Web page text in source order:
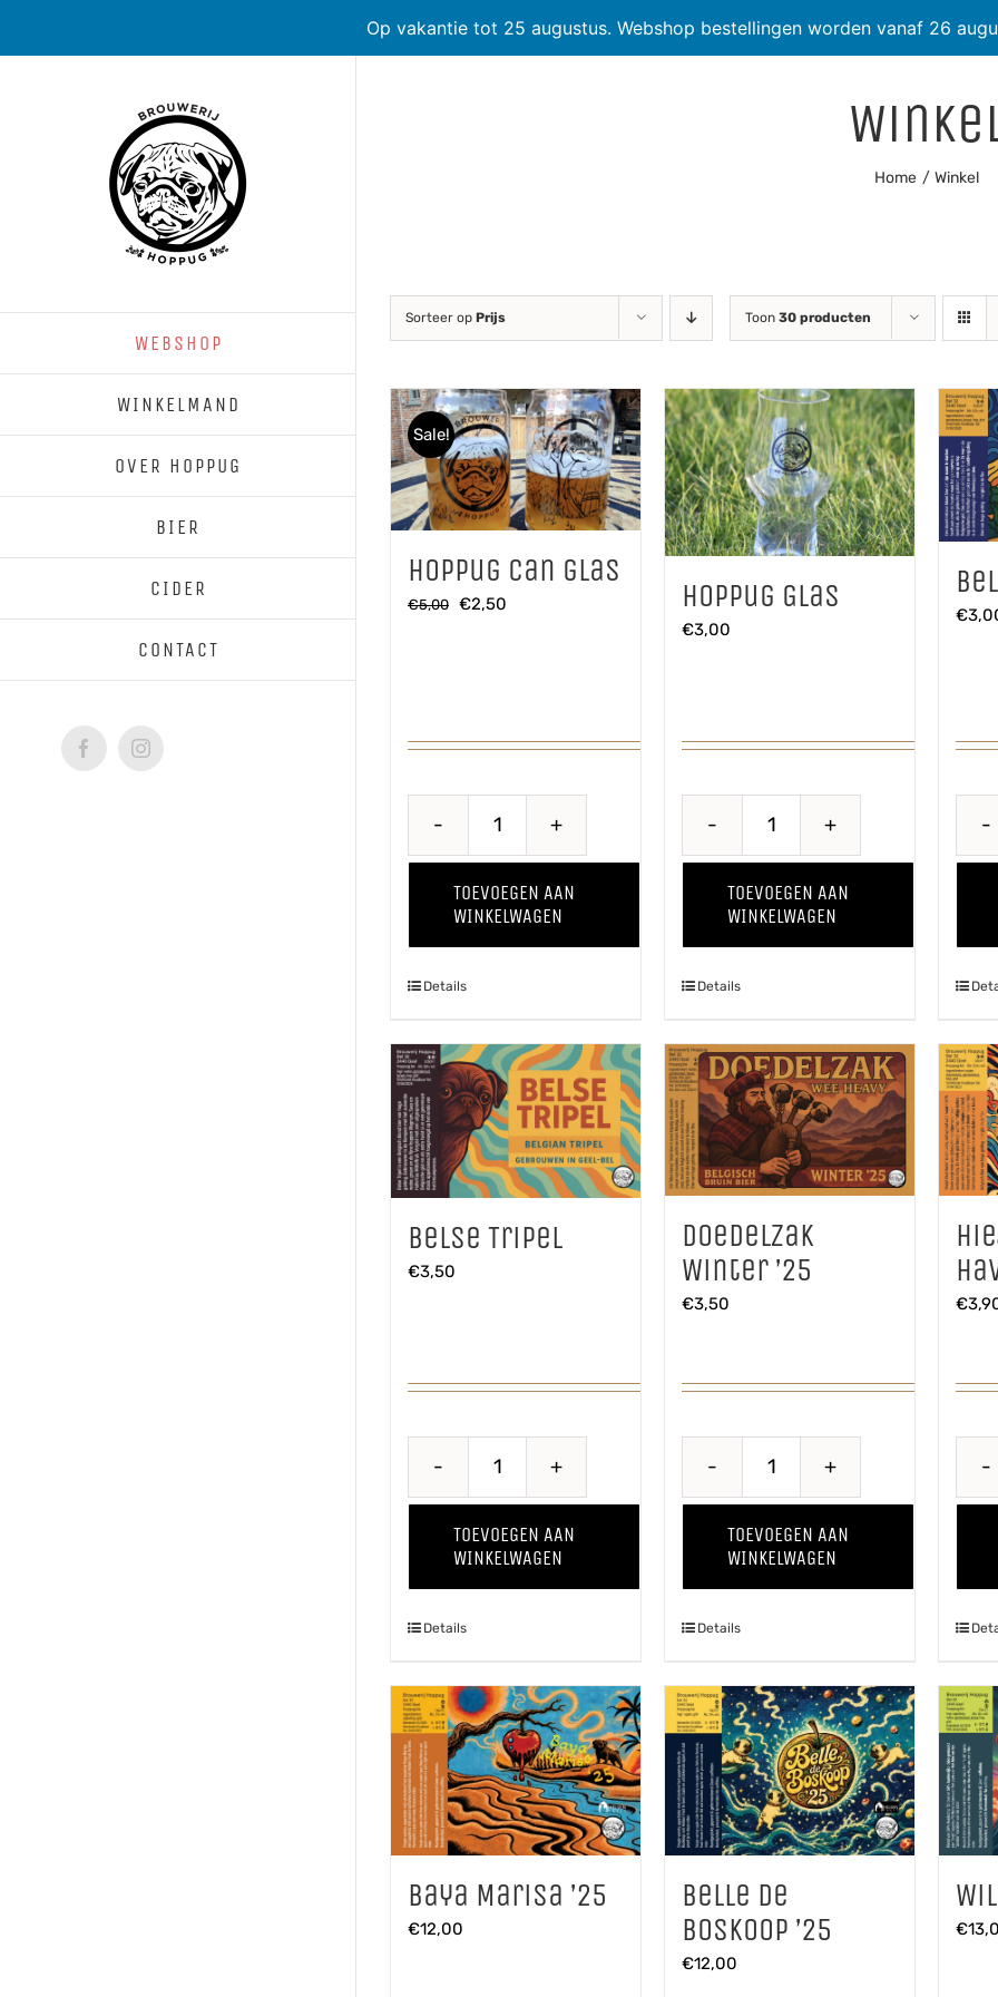
Op vakantie tot 25 augustus. Webshop bestellingen worden vanaf 26
WEBSHOP
WINKELMAND
OVER HOPPUG
BIER
CIDER
CONTACT
FacebookInstagram
Home Winkel
Sorteer op Prijs Toon 30 producten
Sale!
Hoppug Can glas
€5,00 Oorspronkelijke
€2,50
glas
TOEVOEGEN AAN
WINKELWAGEN
Details
Hoppug Glas
€3,00
aantal
TOEVOEGEN AAN
WINKELWAGEN
Details
€
Belse Tripel
€3,50
aantal
TOEVOEGEN AAN
WINKELWAGEN
Details
Doedelzak
Winter ’25
€3,50
'25
TOEVOEGEN AAN
WINKELWAGEN
Details
€
Baya Marisa ’25
€12,00
Belle de
Boskoop ’25
€12,00
€